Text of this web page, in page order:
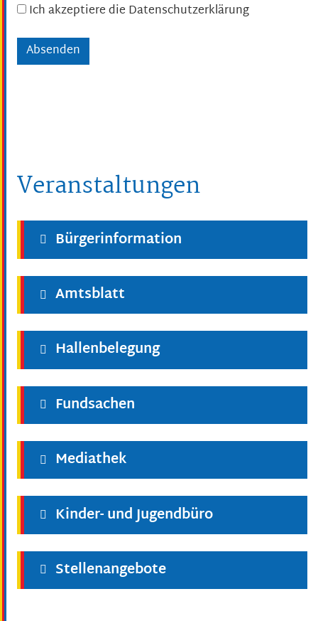
Ich akzeptiere die Datenschutzerklärung
Veranstaltungen
Bürgerinformation
Amtsblatt
Hallenbelegung
Fundsachen
Mediathek
Kinder- und Jugendbüro
Stellenangebote